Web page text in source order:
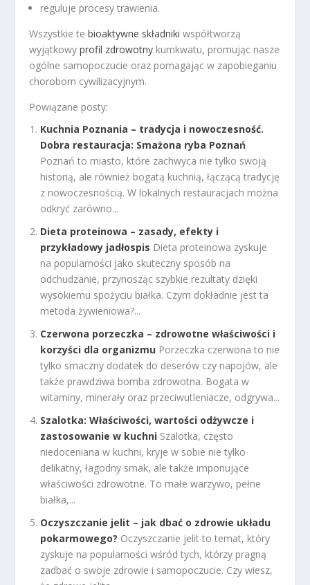
reguluje procesy trawienia.
Wszystkie tebioaktywne składniki współtworzą
wyjątkowyprofil zdrowotny kumkwatu, promując nasze
ogólne samopoczucie oraz pomagając w zapobieganiu
chorobom cywilizacyjnym.
Powiązane posty:
Kuchnia Poznania – tradycja i nowoczesność.
Dobra restauracja: Smażona ryba Poznań
Poznań to miasto, które zachwyca nie tylko swoją
historią, ale również bogatą kuchnią, łączącą tradycję
z nowoczesnością. W lokalnych restauracjach można
odkryć zarówno...
Dieta proteinowa – zasady, efekty i
przykładowy jadłospis Dieta proteinowa zyskuje
na popularności jako skuteczny sposób na
odchudzanie, przynosząc szybkie rezultaty dzięki
wysokiemu spożyciu białka. Czym dokładnie jest ta
metoda żywieniowa?...
Czerwona porzeczka – zdrowotne właściwości i
korzyści dla organizmu Porzeczka czerwona to nie
tylko smaczny dodatek do deserów czy napojów, ale
także prawdziwa bomba zdrowotna. Bogata w
witaminy, minerały oraz przeciwutleniacze, odgrywa...
Szalotka: Właściwości, wartości odżywcze i
zastosowanie w kuchni Szalotka, często
niedoceniana w kuchni, kryje w sobie nie tylko
delikatny, łagodny smak, ale także imponujące
właściwości zdrowotne. To małe warzywo, pełne
białka,...
Oczyszczanie jelit – jak dbać o zdrowie układu
pokarmowego? Oczyszczanie jelit to temat, który
zyskuje na popularności wśród tych, którzy pragną
zadbać o swoje zdrowie i samopoczucie. Czy wiesz,